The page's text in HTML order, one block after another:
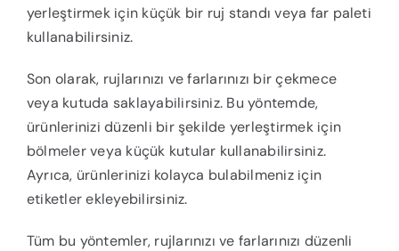
yerleştirmek için küçük bir ruj standı veya far paleti
kullanabilirsiniz.
Son olarak, rujlarınızı ve farlarınızı bir çekmece
veya kutuda saklayabilirsiniz. Bu yöntemde,
ürünlerinizi düzenli bir şekilde yerleştirmek için
bölmeler veya küçük kutular kullanabilirsiniz.
Ayrıca, ürünlerinizi kolayca bulabilmeniz için
etiketler ekleyebilirsiniz.
Tüm bu yöntemler, rujlarınızı ve farlarınızı düzenli